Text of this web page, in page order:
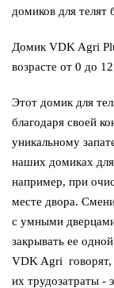
домиков для телят
Домик VDK Agri
возрасте от 0 до
Этот домик для
благодаря своей
уникальному
наших домиках для
например, при
месте двора.
с умными
закрывать ее
VDK Agri говорят,
их трудозатраты -